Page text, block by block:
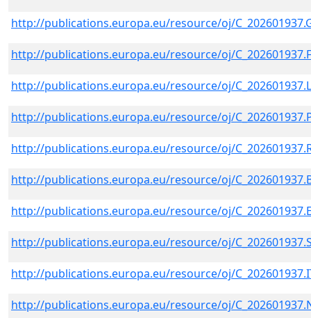
http://publications.europa.eu/resource/oj/
http://publications.europa.eu/resource/oj/
http://publications.europa.eu/resource/oj/
http://publications.europa.eu/resource/oj/
http://publications.europa.eu/resource/oj/
http://publications.europa.eu/resource/oj/
http://publications.europa.eu/resource/oj/
http://publications.europa.eu/resource/oj/
http://publications.europa.eu/resource/oj/
http://publications.europa.eu/resource/oj/